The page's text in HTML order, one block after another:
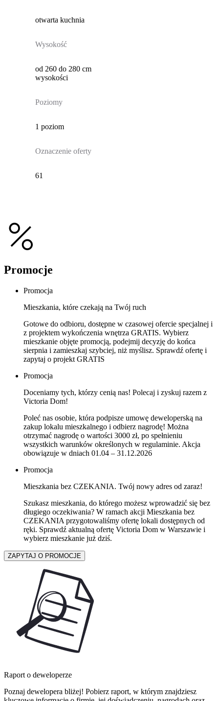
otwarta kuchnia
Wysokość
od 260 do 280 cm
wysokości
Poziomy
1 poziom
Oznaczenie oferty
61
Promocje
Promocja
Mieszkania, które czekają na Twój ruch
Gotowe do odbioru, dostępne w czasowej ofercie specjalnej i
z projektem wykończenia wnętrza GRATIS. Wybierz
mieszkanie objęte promocją, podejmij decyzję do końca
sierpnia i zamieszkaj szybciej, niż myślisz. Sprawdź ofertę i
zapytaj o projekt GRATIS
Promocja
Doceniamy tych, którzy cenią nas! Polecaj i zyskuj razem z
Victoria Dom!
Poleć nas osobie, która podpisze umowę deweloperską na
zakup lokalu mieszkalnego i odbierz nagrodę! Można
otrzymać nagrodę o wartości 3000 zł, po spełnieniu
wszystkich warunków określonych w regulaminie. Akcja
obowiązuje w dniach 01.04 – 31.12.2026
Promocja
Mieszkania bez CZEKANIA. Twój nowy adres od zaraz!
Szukasz mieszkania, do którego możesz wprowadzić się bez
długiego oczekiwania? W ramach akcji Mieszkania bez
CZEKANIA przygotowaliśmy ofertę lokali dostępnych od
ręki. Sprawdź aktualną ofertę Victoria Dom w Warszawie i
wybierz mieszkanie już dziś.
ZAPYTAJ O PROMOCJE
Raport o deweloperze
Poznaj dewelopera bliżej! Pobierz raport, w którym znajdziesz